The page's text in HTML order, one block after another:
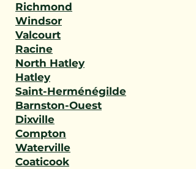
Richmond
Windsor
Valcourt
Racine
North Hatley
Hatley
Saint-Herménégilde
Barnston-Ouest
Dixville
Compton
Waterville
Coaticook